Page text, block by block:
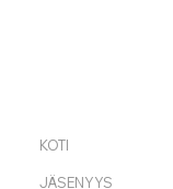
KOTI
JÄSENYYS